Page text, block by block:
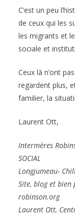
C’est un peu
de ceux qui les
les migrants et
sociale et
Ceux là n’ont
regardent plus,
familier, la
Laurent Ott,
Intermères
SOCIAL
Longjumeau-
Site, blog et
robinson.org
Laurent Ott,